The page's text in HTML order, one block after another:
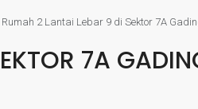
Rumah 2 Lantai Lebar 9 di Sektor 7A
7A